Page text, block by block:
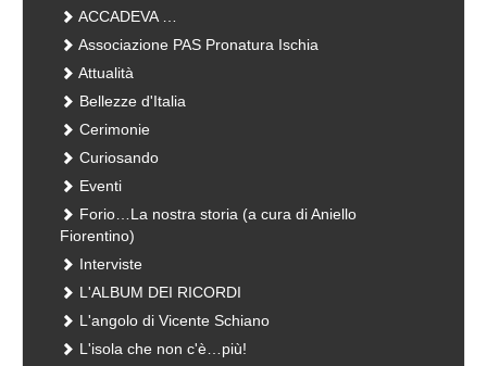
ACCADEVA …
Associazione PAS Pronatura Ischia
Attualità
Bellezze d'Italia
Cerimonie
Curiosando
Eventi
Forio…La nostra storia (a cura di Aniello
Fiorentino)
Interviste
L'ALBUM DEI RICORDI
L'angolo di Vicente Schiano
L'isola che non c'è…più!